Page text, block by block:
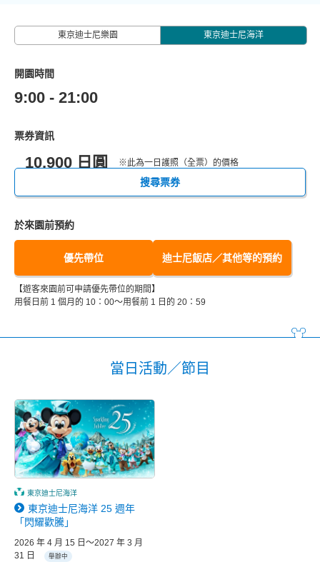
東京迪士尼樂園 東京迪士尼海洋
開園時間
9:00 - 21:00
票券資訊
10,900 日圓 ※此為一日護照（全票）的價格
搜尋票券
於來園前預約
優先帶位 迪士尼飯店／其他等的預約
【遊客來園前可申請優先帶位的期間】
用餐日前 1 個月的 10：00～用餐前 1 日的 20：59
當日活動／節目
東京迪士尼海洋
東京迪士尼海洋 25 週年
「閃耀歡騰」
2026 年 4 月 15 日～2027 年 3 月
31 日
舉辦中